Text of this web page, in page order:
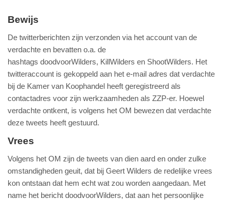
Bewijs
De twitterberichten zijn verzonden via het account van de
verdachte en bevatten o.a. de
hashtags doodvoorWilders, KillWilders en ShootWilders. Het
twitteraccount is gekoppeld aan het e-mail adres dat verdachte
bij de Kamer van Koophandel heeft geregistreerd als
contactadres voor zijn werkzaamheden als ZZP-er. Hoewel
verdachte ontkent, is volgens het OM bewezen dat verdachte
deze tweets heeft gestuurd.
Vrees
Volgens het OM zijn de tweets van dien aard en onder zulke
omstandigheden geuit, dat bij Geert Wilders de redelijke vrees
kon ontstaan dat hem echt wat zou worden aangedaan. Met
name het bericht doodvoorWilders, dat aan het persoonlijke